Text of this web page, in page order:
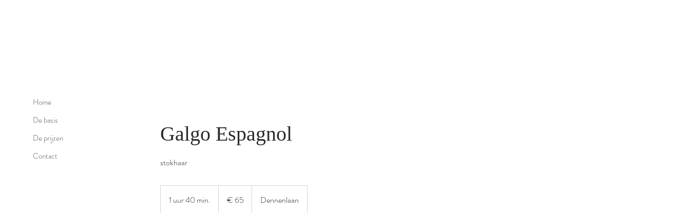
Home
De basis
De prijzen
Contact
Galgo Espagnol
stokhaar
1 uur 40 min. € 65 Dennenlaan